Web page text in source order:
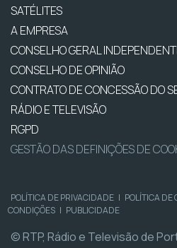
SATÉLITES
A EMPRESA
CONSELHO GERAL
CONSELHO DE OPINIÃO
CONTRATO DE CONCESSÃO DO
RÁDIO E TELEVISÃO
RGPD
GESTÃO DAS DEFINIÇÕES DE
POLÍTICA DE PRIVACIDADE | POLÍTICA DE
CONDIÇÕES | PUBLICIDADE
© RTP, Rádio e Televisão de